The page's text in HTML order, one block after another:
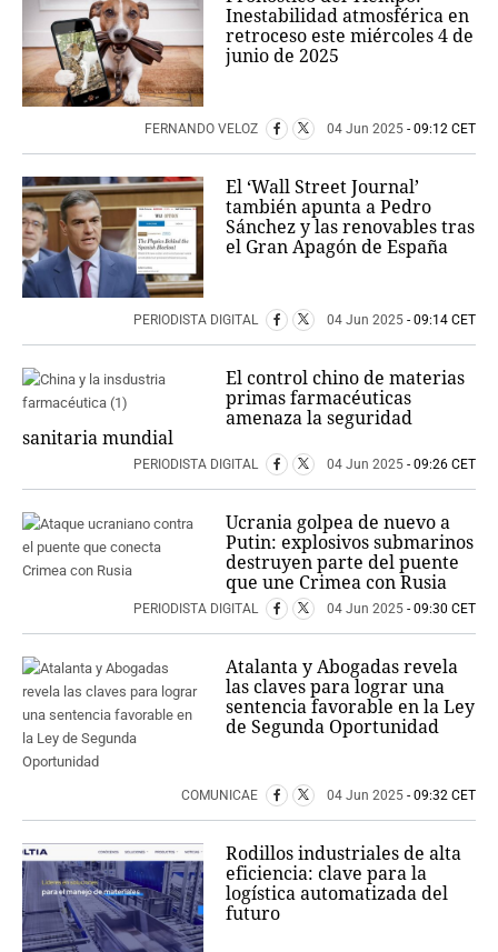
Inestabilidad atmosférica en
retroceso este miércoles 4 de
junio de 2025
FERNANDO VELOZ 04 Jun 2025 - 09:12 CET
El ‘Wall Street Journal’
también apunta a Pedro
Sánchez y las renovables tras
el Gran Apagón de España
PERIODISTA DIGITAL 04 Jun 2025 - 09:14 CET
El control chino de materias
primas farmacéuticas
amenaza la seguridad
sanitaria mundial
PERIODISTA DIGITAL 04 Jun 2025 - 09:26 CET
Ucrania golpea de nuevo a
Putin: explosivos submarinos
destruyen parte del puente
que une Crimea con Rusia
PERIODISTA DIGITAL 04 Jun 2025 - 09:30 CET
Atalanta y Abogadas revela
las claves para lograr una
sentencia favorable en la Ley
de Segunda Oportunidad
COMUNICAE 04 Jun 2025 - 09:32 CET
Rodillos industriales de alta
eficiencia: clave para la
logística automatizada del
futuro